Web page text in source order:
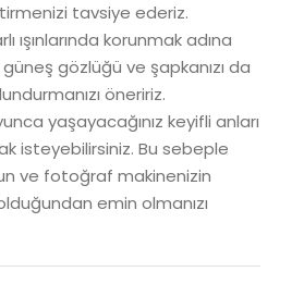
tavsiye ederiz.
ışınlarında korunmak adına
gözlüğü ve şapkanızı da
öneririz.
yaşayacağınız keyifli anları
isteyebilirsiniz. Bu sebeple
ve fotoğraf makinenizin
emin olmanızı